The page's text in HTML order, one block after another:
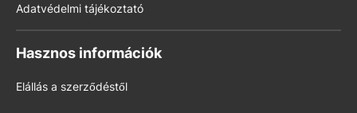
Adatvédelmi tájékoztató
Hasznos információk
Elállás a szerződéstől